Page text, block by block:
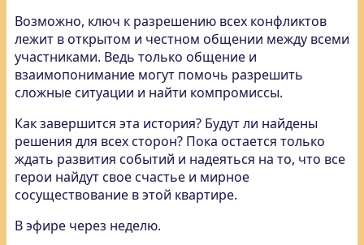
Возможно, ключ к разрешению всех конфликтов
лежит в открытом и честном общении между всеми
участниками. Ведь только общение и
взаимопонимание могут помочь разрешить
сложные ситуации и найти компромиссы.
Как завершится эта история? Будут ли найдены
решения для всех сторон? Пока остается только
ждать развития событий и надеяться на то, что все
герои найдут свое счастье и мирное
сосуществование в этой квартире.
В эфире через неделю.